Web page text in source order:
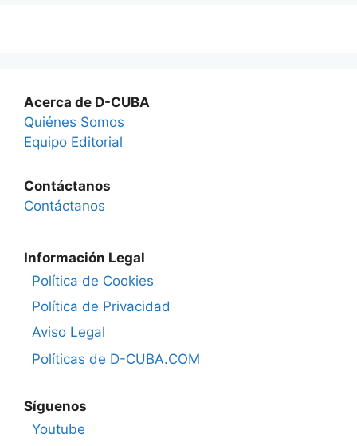
Acerca de D-CUBA
Quiénes Somos
Equipo Editorial
Contáctanos
Contáctanos
Información Legal
Política de Cookies
Política de Privacidad
Aviso Legal
Políticas de D-CUBA.COM
Síguenos
Youtube